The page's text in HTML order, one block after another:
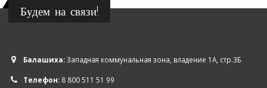
Будем на связи!
Балашиха:Западная коммунальная зона, владение 1А, стр.3Б
Телефон: 8 800 511 51 99